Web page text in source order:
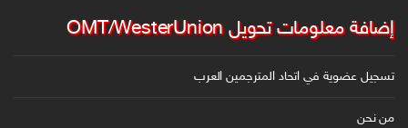
إضافة معلومات تحويل OMT/WesterUnion
تسجيل عضوية في اتحاد المترجمين العرب
من نحن